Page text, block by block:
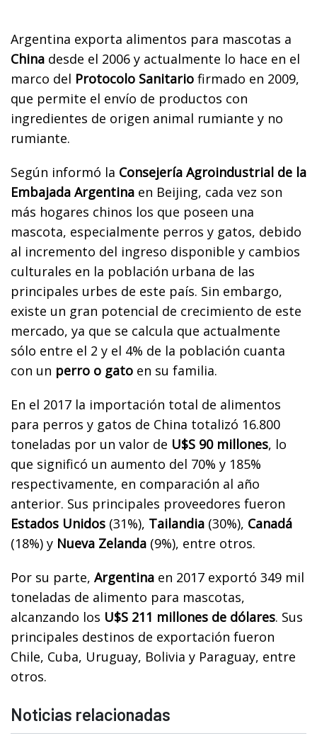
Argentina exporta alimentos para mascotas a
China desde el 2006 y actualmente lo hace en el
marco del Protocolo Sanitario firmado en 2009,
que permite el envío de productos con
ingredientes de origen animal rumiante y no
rumiante.
Según informó la Consejería Agroindustrial de la
Embajada Argentina en Beijing, cada vez son
más hogares chinos los que poseen una
mascota, especialmente perros y gatos, debido
al incremento del ingreso disponible y cambios
culturales en la población urbana de las
principales urbes de este país. Sin embargo,
existe un gran potencial de crecimiento de este
mercado, ya que se calcula que actualmente
sólo entre el 2 y el 4% de la población cuanta
con un perro o gato en su familia.
En el 2017 la importación total de alimentos
para perros y gatos de China totalizó 16.800
toneladas por un valor de U$S 90 millones, lo
que significó un aumento del 70% y 185%
respectivamente, en comparación al año
anterior. Sus principales proveedores fueron
Estados Unidos (31%), Tailandia (30%), Canadá
(18%) y Nueva Zelanda (9%), entre otros.
Por su parte, Argentina en 2017 exportó 349 mil
toneladas de alimento para mascotas,
alcanzando los U$S 211 millones de dólares. Sus
principales destinos de exportación fueron
Chile, Cuba, Uruguay, Bolivia y Paraguay, entre
otros.
Noticias relacionadas